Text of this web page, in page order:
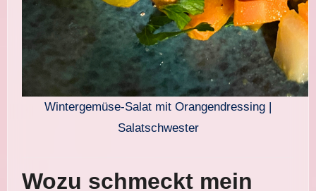
Wintergemüse-Salat mit Orangendressing |
Salatschwester
Wozu schmeckt mein